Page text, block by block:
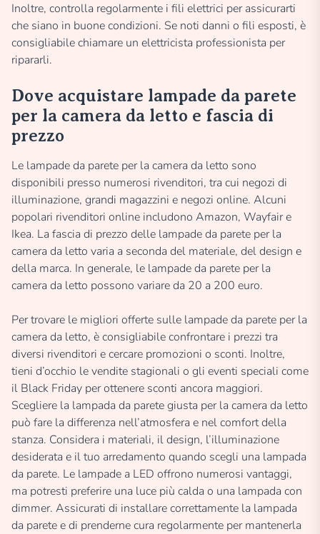
Inoltre, controlla regolarmente i fili elettrici per assicurarti
che siano in buone condizioni. Se noti danni o fili esposti, è
consigliabile chiamare un elettricista professionista per
ripararli.
Dove acquistare lampade da parete
per la camera da letto e fascia di
prezzo
Le lampade da parete per la camera da letto sono
disponibili presso numerosi rivenditori, tra cui negozi di
illuminazione, grandi magazzini e negozi online. Alcuni
popolari rivenditori online includono Amazon, Wayfair e
Ikea. La fascia di prezzo delle lampade da parete per la
camera da letto varia a seconda del materiale, del design e
della marca. In generale, le lampade da parete per la
camera da letto possono variare da 20 a 200 euro.
Per trovare le migliori offerte sulle lampade da parete per la
camera da letto, è consigliabile confrontare i prezzi tra
diversi rivenditori e cercare promozioni o sconti. Inoltre,
tieni d’occhio le vendite stagionali o gli eventi speciali come
il Black Friday per ottenere sconti ancora maggiori.
Scegliere la lampada da parete giusta per la camera da letto
può fare la differenza nell’atmosfera e nel comfort della
stanza. Considera i materiali, il design, l’illuminazione
desiderata e il tuo arredamento quando scegli una lampada
da parete. Le lampade a LED offrono numerosi vantaggi,
ma potresti preferire una luce più calda o una lampada con
dimmer. Assicurati di installare correttamente la lampada
da parete e di prenderne cura regolarmente per mantenerla